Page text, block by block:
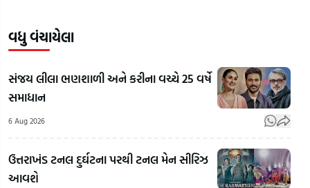
વધુ વંચાયેલા
સંજય લીલા ભણશાળી અને કરીના વચ્ચે 25 વર્ષે
સમાધાન
6 Aug 2026
ઉત્તરાખંડ ટનલ દુર્ઘટના પરથી ટનલ મેન સીરિઝ
આવશે